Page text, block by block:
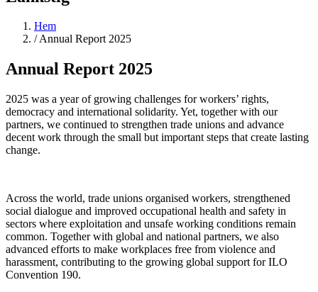
Hem
/Annual Report 2025
Annual Report 2025
2025 was a year of growing challenges for workers’ rights,
democracy and international solidarity. Yet, together with our
partners, we continued to strengthen trade unions and advance
decent work through the small but important steps that create lasting
change.
Across the world, trade unions organised workers, strengthened
social dialogue and improved occupational health and safety in
sectors where exploitation and unsafe working conditions remain
common. Together with global and national partners, we also
advanced efforts to make workplaces free from violence and
harassment, contributing to the growing global support for ILO
Convention 190.